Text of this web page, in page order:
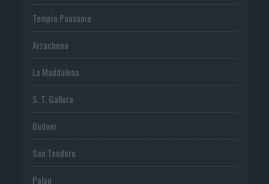
Tempio Pausania
Arzachena
La Maddalena
S. T. Gallura
Budoni
San Teodoro
Palau